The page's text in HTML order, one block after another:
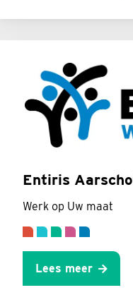
Entiris
Werk op Uw maat
Lees meer